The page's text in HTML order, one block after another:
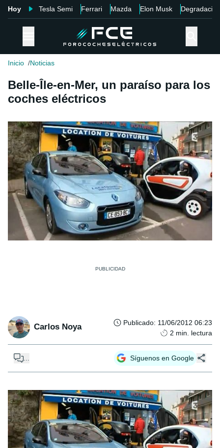
Hoy Tesla Semi Ferrari Mazda Elon Musk Degradación
Inicio Noticias
Belle-Île-en-Mer, un paraíso para los
coches eléctricos
Carlos Noya Publicado: 11/06/2012 06:23
2 min. lectura
Síguenos en Google